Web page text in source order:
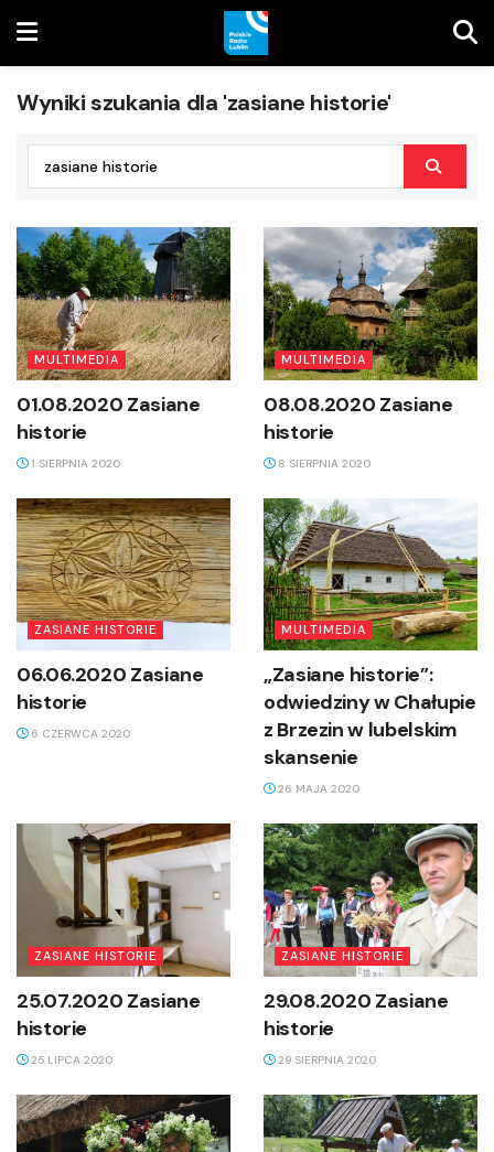
Wyniki szukania dla 'zasiane historie'
MULTIMEDIA
01.08.2020 Zasiane
historie
1 SIERPNIA 2020
MULTIMEDIA
08.08.2020 Zasiane
historie
8 SIERPNIA 2020
ZASIANE HISTORIE
06.06.2020 Zasiane
historie
6 CZERWCA 2020
MULTIMEDIA
„Zasiane historie”:
odwiedziny w Chałupie
z Brzezin w lubelskim
skansenie
26 MAJA 2020
ZASIANE HISTORIE
25.07.2020 Zasiane
historie
25 LIPCA 2020
ZASIANE HISTORIE
29.08.2020 Zasiane
historie
29 SIERPNIA 2020